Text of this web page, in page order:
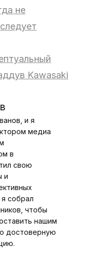
не
Kawasaki
и я
медиа
в
свою
и
собрал
чтобы
нашим
достоверную